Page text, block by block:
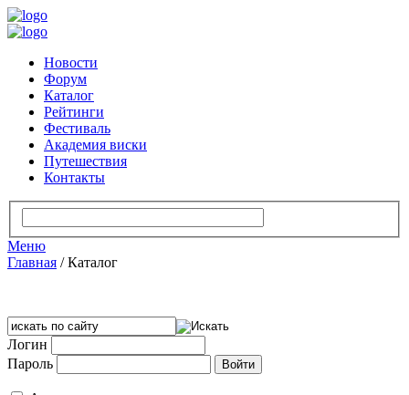
Новости
Форум
Каталог
Рейтинги
Фестиваль
Академия виски
Путешествия
Контакты
Меню
Главная /Каталог
Логин
Пароль